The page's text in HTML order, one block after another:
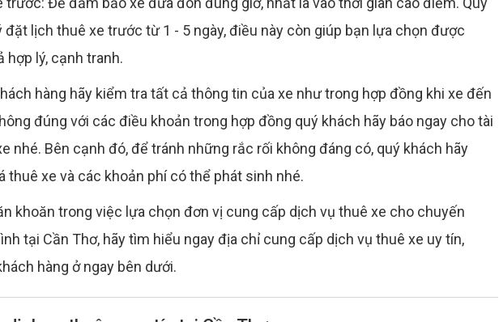
đặt lịch thuê xe trước từ 1 - 5 ngày, điều này còn giúp bạn lựa chọn được
hợp lý, cạnh tranh.
hàng hãy kiểm tra tất cả thông tin của xe như trong hợp đồng khi xe đến
đúng với các điều khoản trong hợp đồng quý khách hãy báo ngay cho tài
nhé. Bên cạnh đó, để tránh những rắc rối không đáng có, quý khách hãy
thuê xe và các khoản phí có thể phát sinh nhé.
khoăn trong việc lựa chọn đơn vị cung cấp dịch vụ thuê xe cho chuyến
tại Cần Thơ, hãy tìm hiểu ngay địa chỉ cung cấp dịch vụ thuê xe uy tín,
hàng ở ngay bên dưới.